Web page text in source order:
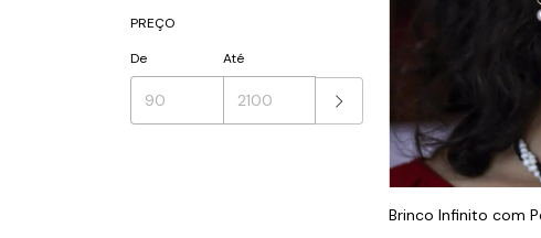
PREÇO
De
Até
Brinco Infinito com